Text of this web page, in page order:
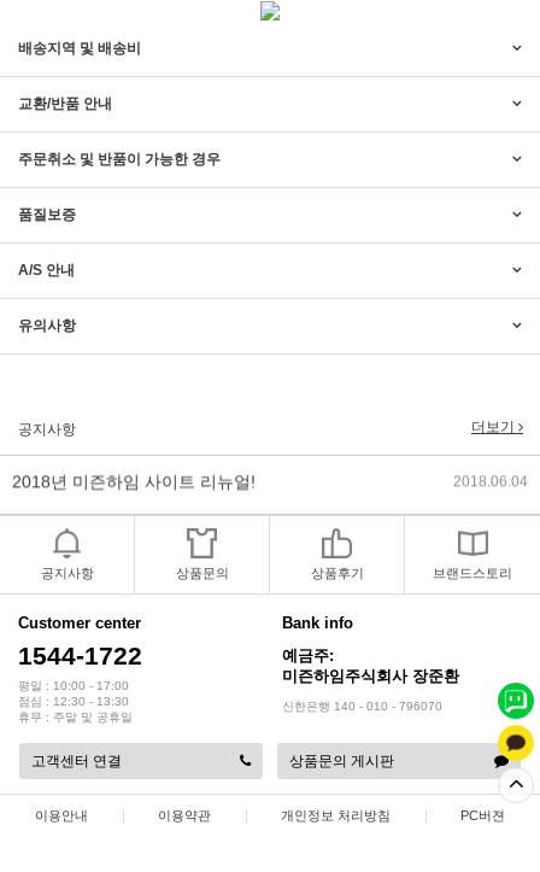
배송지역 및 배송비
교환/반품 안내
주문취소 및 반품이 가능한 경우
품질보증
A/S 안내
유의사항
공지사항 더보기
2017년 미즌하임 리뉴얼 2017.03.06
2018년 모바일샵 리뉴얼 업데이.. 2018.04.10
2017년 미즌하임 리뉴얼
2019년 설 명절 배송지연 안내 2019.01.23
공지사항 상품문의 상품후기 브랜드스토리
Customer center
1544-1722
평일 : 10:00 - 17:00
점심 : 12:30 - 13:30
휴무 : 주말 및 공휴일
Bank info
예금주:
미즌하임주식회사 장준환
신한은행 140 - 010 - 796070
고객센터 연결 상품문의 게시판
이용안내 | 이용약관 | 개인정보 처리방침 | PC버젼